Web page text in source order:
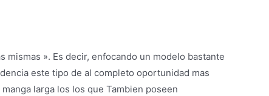
». Es decir, enfocando un modelo bastante
este tipo de al completo oportunidad mas
larga los los que Tambien poseen